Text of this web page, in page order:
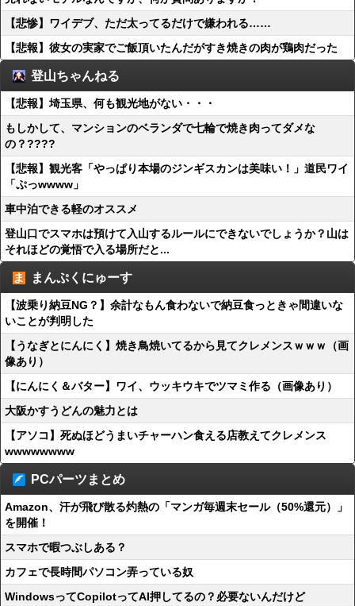
【悲惨】ワイデブ、ただ太ってるだけで嫌われる……
【悲報】彼女の実家でご飯頂いたんだがすき焼きの肉が鶏肉だった
登山ちゃんねる
【悲報】埼玉県、何も観光地がない・・・
もしかして、マンションのベランダで七輪で焼き肉ってダメな
の？????
【悲報】観光客「やっぱり本場のジンギスカンは美味い！」道民ワイ
「ぷっwwww」
車中泊できる軽のオススメ
登山口でスマホは預けて入山するルールにできないでしょうか？山は
それほどの覚悟で入る場所だと...
まんぷくにゅーす
【波乗り納豆NG？】余計なもん食わないで納豆食っときゃ間違いな
いことが判明した
【うなぎとにんにく】焼き鳥焼いてるから見てクレメンスｗｗｗ（画
像あり）
【にんにく＆バター】ワイ、ウッキウキでツマミ作る（画像あり）
大阪かすうどんの魅力とは
【アソコ】死ぬほどうまいチャーハン食える店教えてクレメンス
wwwwwwww
PCパーツまとめ
Amazon、汗が飛び散る灼熱の「マンガ毎週末セール（50%還元）」
を開催！
スマホで暇つぶしある？
カフェで長時間パソコン弄っている奴
WindowsってCopilotってAI押してるの？必要ないんだけど